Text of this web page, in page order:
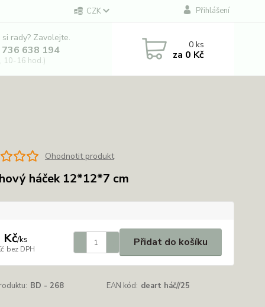
CZK Přihlášení
rady? Zavolejte.
638 194
10-16 hod.)
0ks
za 0 Kč
Ohodnotit produkt
háček 12*12*7 cm
Kč/ks
bez DPH
Přidat do košíku
BD - 268 EAN kód: deart háč//25